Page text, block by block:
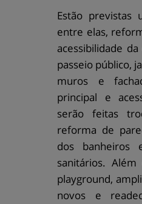
Estão previstas
entre elas,
acessibilidade
passeio público,
muros e
principal e
serão feitas
reforma de
dos banheiros
sanitários.
playground,
novos e